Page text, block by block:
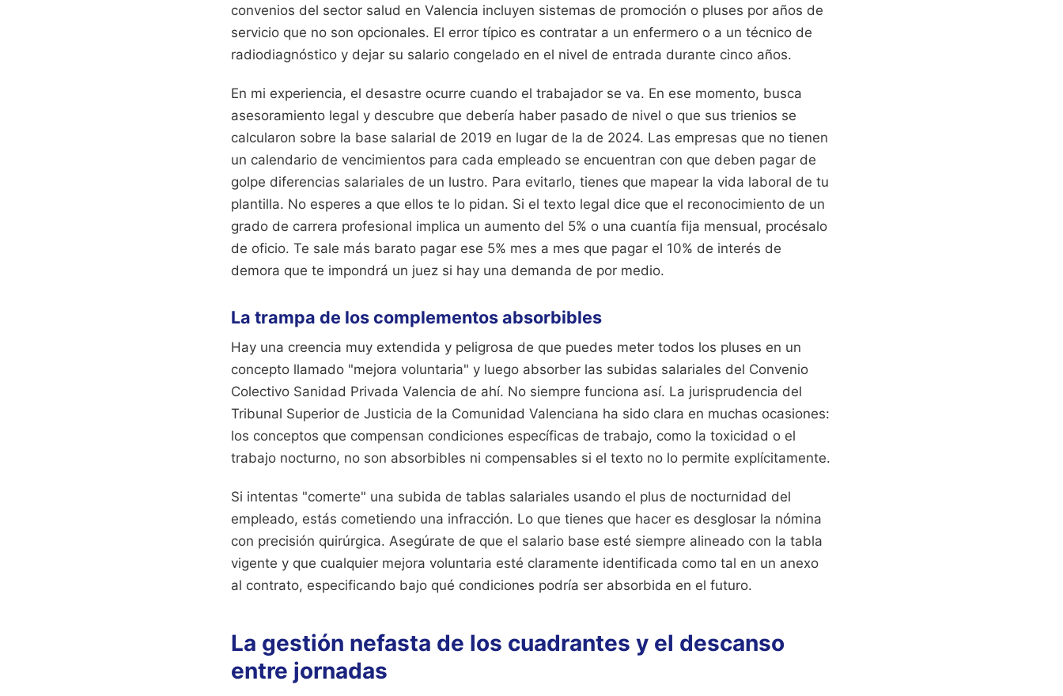
convenios del sector salud en Valencia incluyen sistemas de promoción o pluses por años de
servicio que no son opcionales. El error típico es contratar a un enfermero o a un técnico de
radiodiagnóstico y dejar su salario congelado en el nivel de entrada durante cinco años.
En mi experiencia, el desastre ocurre cuando el trabajador se va. En ese momento, busca
asesoramiento legal y descubre que debería haber pasado de nivel o que sus trienios se
calcularon sobre la base salarial de 2019 en lugar de la de 2024. Las empresas que no tienen
un calendario de vencimientos para cada empleado se encuentran con que deben pagar de
golpe diferencias salariales de un lustro. Para evitarlo, tienes que mapear la vida laboral de tu
plantilla. No esperes a que ellos te lo pidan. Si el texto legal dice que el reconocimiento de un
grado de carrera profesional implica un aumento del 5% o una cuantía fija mensual, procésalo
de oficio. Te sale más barato pagar ese 5% mes a mes que pagar el 10% de interés de
demora que te impondrá un juez si hay una demanda de por medio.
La trampa de los complementos absorbibles
Hay una creencia muy extendida y peligrosa de que puedes meter todos los pluses en un
concepto llamado "mejora voluntaria" y luego absorber las subidas salariales del Convenio
Colectivo Sanidad Privada Valencia de ahí. No siempre funciona así. La jurisprudencia del
Tribunal Superior de Justicia de la Comunidad Valenciana ha sido clara en muchas ocasiones:
los conceptos que compensan condiciones específicas de trabajo, como la toxicidad o el
trabajo nocturno, no son absorbibles ni compensables si el texto no lo permite explícitamente.
Si intentas "comerte" una subida de tablas salariales usando el plus de nocturnidad del
empleado, estás cometiendo una infracción. Lo que tienes que hacer es desglosar la nómina
con precisión quirúrgica. Asegúrate de que el salario base esté siempre alineado con la tabla
vigente y que cualquier mejora voluntaria esté claramente identificada como tal en un anexo
al contrato, especificando bajo qué condiciones podría ser absorbida en el futuro.
La gestión nefasta de los cuadrantes y el descanso
entre jornadas